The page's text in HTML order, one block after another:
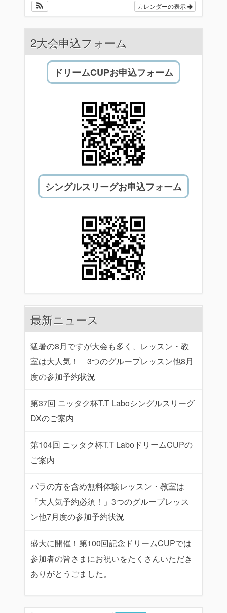
カレンダーの表示
2大会申込フォーム
ドリームCUPお申込フォーム
シングルスリーグお申込フォーム
最新ニュース
猛暑の8月ですが大会も多く、レッスン・教
室は大人気！ 3つのグループレッスン他8月
度の参加予約状況
第37回 ニッタク杯T.T Laboシングルスリーグ
DXのご案内
第104回 ニッタク杯T.T LaboドリームCUPの
ご案内
パラの方を含め無料体験レッスン・教室は
「大人気予約必須！」3つのグループレッス
ン他7月度の参加予約状況
盛大に開催！第100回記念ドリームCUPでは
参加者の皆さまにお祝いをたくさんいただき
ありがとうごました。